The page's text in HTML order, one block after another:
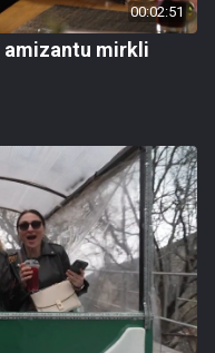
00:02:51
mirkli